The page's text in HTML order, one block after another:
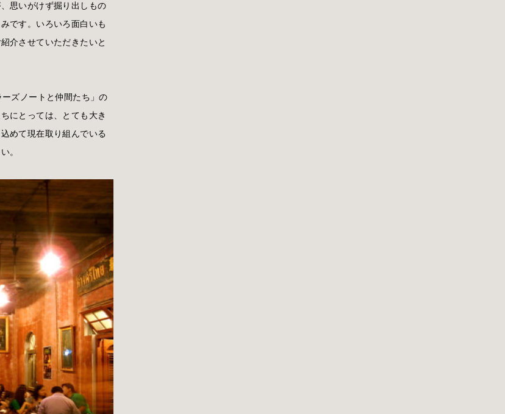
思いがけず掘り出しもの
です。いろいろ面白いも
介させていただきたいと
ズノートと仲間たち」の
にとっては、とても大き
めて現在取り組んでいる
。